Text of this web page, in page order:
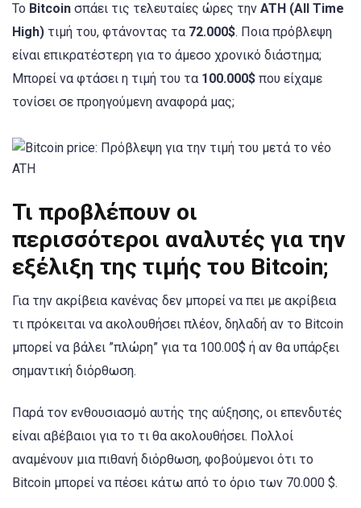
To Bitcoin σπάει τις τελευταίες ώρες την ATH (All Time
High) τιμή του, φτάνοντας τα 72.000$. Ποια πρόβλεψη
είναι επικρατέστερη για το άμεσο χρονικό διάστημα;
Μπορεί να φτάσει η τιμή του τα 100.000$ που είχαμε
τονίσει σε προηγούμενη αναφορά μας;
Τι προβλέπουν οι
περισσότεροι αναλυτές για την
εξέλιξη της τιμής του Bitcoin;
Για την ακρίβεια κανένας δεν μπορεί να πει με ακρίβεια
τι πρόκειται να ακολουθήσει πλέον, δηλαδή αν το Bitcoin
μπορεί να βάλει ”πλώρη” για τα 100.00$ ή αν θα υπάρξει
σημαντική διόρθωση.
Παρά τον ενθουσιασμό αυτής της αύξησης, οι επενδυτές
είναι αβέβαιοι για το τι θα ακολουθήσει. Πολλοί
αναμένουν μια πιθανή διόρθωση, φοβούμενοι ότι το
Bitcoin μπορεί να πέσει κάτω από το όριο των 70.000 $.